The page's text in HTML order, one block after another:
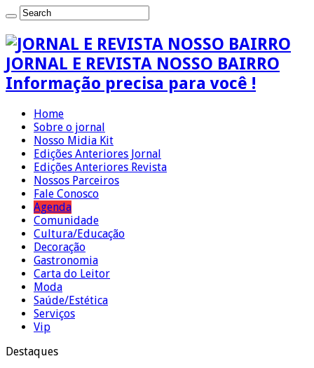
JORNAL E REVISTA NOSSO BAIRRO
Informação precisa para você !
Home
Sobre o jornal
Nosso Midia Kit
Edições Anteriores Jornal
Edições Anteriores Revista
Nossos Parceiros
Fale Conosco
Agenda
Comunidade
Cultura/Educação
Decoração
Gastronomia
Carta do Leitor
Moda
Saúde/Estética
Serviços
Vip
Destaques